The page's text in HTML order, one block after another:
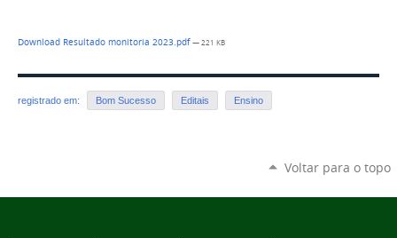
Download Resultado monitoria 2023.pdf— 221 KB
registrado em: Bom Sucesso Editais Ensino
Voltar para o topo